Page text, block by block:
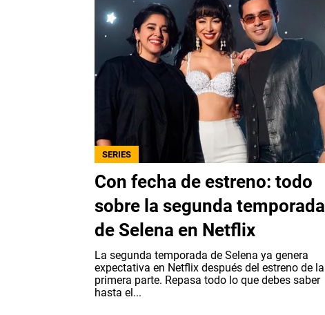
SERIES
Con fecha de estreno: todo
sobre la segunda temporada
de Selena en Netflix
La segunda temporada de Selena ya genera
expectativa en Netflix después del estreno de la
primera parte. Repasa todo lo que debes saber
hasta el...